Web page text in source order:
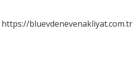
https://bluevdenevenakliyat.com.tr